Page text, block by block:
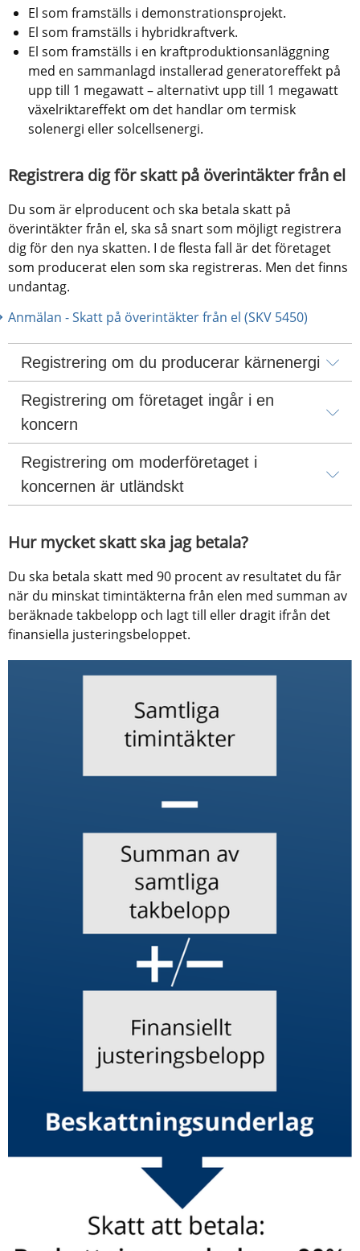
El som framställs i demonstrationsprojekt.
El som framställs i hybridkraftverk.
El som framställs i en kraftproduktionsanläggning
med en sammanlagd installerad generatoreffekt på
upp till 1 megawatt – alternativt upp till 1 megawatt
växelriktareffekt om det handlar om termisk
solenergi eller solcellsenergi.­­­­
Registrera dig för skatt på överintäkter från el
Du som är elproducent och ska betala skatt på
överintäkter från el, ska så snart som möjligt registrera
dig för den nya skatten. I de flesta fall är det företaget
som producerat elen som ska registreras. Men det finns
undantag.
Anmälan - Skatt på överintäkter från el (SKV 5450)
Registrering om du producerar kärnenergi
Registrering om företaget ingår i en
koncern
Registrering om moderföretaget i
koncernen är utländskt
Hur mycket skatt ska jag betala?
Du ska betala skatt med 90 procent av resultatet du får
när du minskat timintäkterna från elen med summan av
beräknade takbelopp och lagt till eller dragit ifrån det
finansiella justeringsbeloppet.